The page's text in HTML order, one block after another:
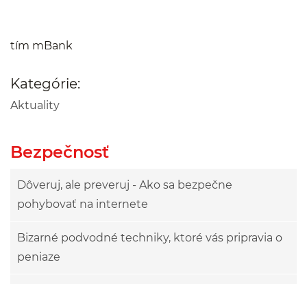
tím mBank
Kategórie:
Aktuality
Bezpečnosť
Dôveruj, ale preveruj - Ako sa bezpečne
pohybovať na internete
Bizarné podvodné techniky, ktoré vás pripravia o
peniaze